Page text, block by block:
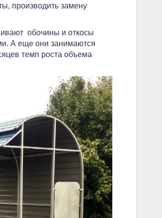
производить замену
обочины и откосы
А еще они занимаются
темп роста объема